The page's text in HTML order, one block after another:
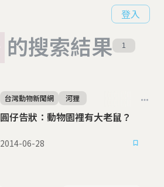
登入
的搜索結果 1
圓仔告狀：動物園裡有大老鼠？
台灣動物新聞網 河狸
2014-06-28